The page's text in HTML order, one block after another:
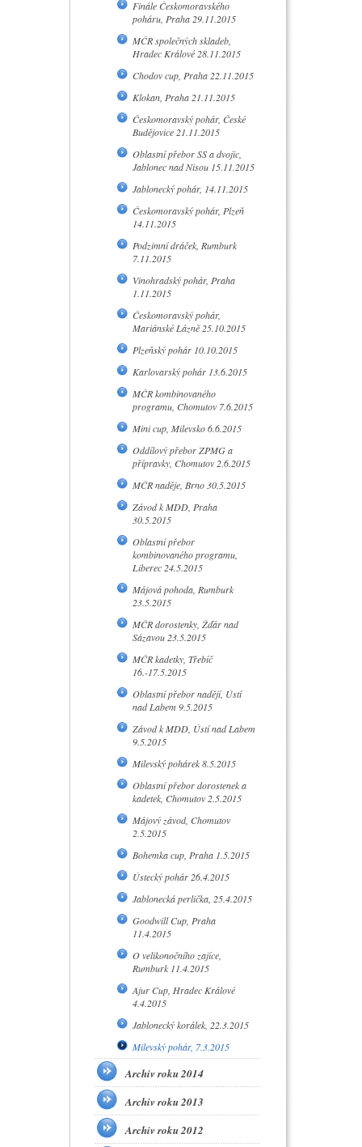
Finále Českomoravského
poháru, Praha 29.11.2015
MČR společných skladeb,
Hradec Králové 28.11.2015
Chodov cup, Praha 22.11.2015
Klokan, Praha 21.11.2015
Českomoravský pohár, České
Budějovice 21.11.2015
Oblastní přebor SS a dvojic,
Jablonec nad Nisou 15.11.2015
Jablonecký pohár, 14.11.2015
Českomoravský pohár, Plzeň
14.11.2015
Podzimní dráček, Rumburk
7.11.2015
Vinohradský pohár, Praha
1.11.2015
Českomoravský pohár,
Mariánské Lázně 25.10.2015
Plzeňský pohár 10.10.2015
Karlovarský pohár 13.6.2015
MČR kombinovaného
programu, Chomutov 7.6.2015
Mini cup, Milevsko 6.6.2015
Oddílový přebor ZPMG a
přípravky, Chomutov 2.6.2015
MČR naděje, Brno 30.5.2015
Závod k MDD, Praha
30.5.2015
Oblastní přebor
kombinovaného programu,
Liberec 24.5.2015
Májová pohoda, Rumburk
23.5.2015
MČR dorostenky, Žďár nad
Sázavou 23.5.2015
MČR kadetky, Třebíč
16.-17.5.2015
Oblastní přebor nadějí, Ústí
nad Labem 9.5.2015
Závod k MDD, Ústí nad Labem
9.5.2015
Milevský pohárek 8.5.2015
Oblastní přebor dorostenek a
kadetek, Chomutov 2.5.2015
Májový závod, Chomutov
2.5.2015
Bohemka cup, Praha 1.5.2015
Ústecký pohár 26.4.2015
Jablonecká perlička, 25.4.2015
Goodwill Cup, Praha
11.4.2015
O velikonočního zajíce,
Rumburk 11.4.2015
Ajur Cup, Hradec Králové
4.4.2015
Jablonecký korálek, 22.3.2015
Milevský pohár, 7.3.2015
Archiv roku 2014
Archiv roku 2013
Archiv roku 2012